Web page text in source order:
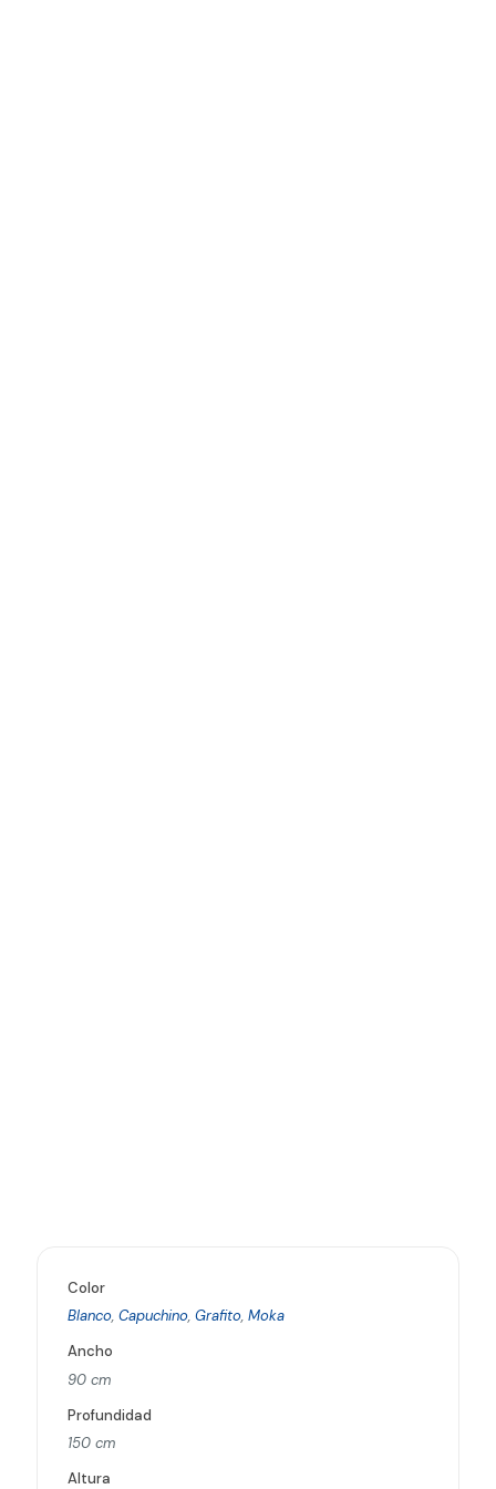
Color
Blanco, Capuchino, Grafito, Moka
Ancho
90 cm
Profundidad
150 cm
Altura